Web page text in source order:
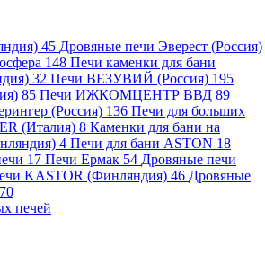
45 Дровяные печи Эверест (Россия)
148 Печи каменки для бани
32 Печи ВЕЗУВИЙ (Россия) 195
85 Печи ИЖКОМЦЕНТР ВВД 89
(Россия) 136 Печи для больших
(Италия) 8 Каменки для бани на
4 Печи для бани ASTON 18
17 Печи Ермак 54 Дровяные печи
KASTOR (Финляндия) 46 Дровяные
70
печей